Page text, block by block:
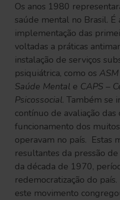
Os anos 1980
saúde mental no Brasil. É
implementação das
voltadas a práticas
instalação de serviços
psiquiátrica, como os
Saúde Mental e CAPS –
Psicossocial. Também se
contínuo de avaliação das
funcionamento dos
operavam no país. Estas
resultantes da pressão
da década de 1970,
redemocratização do
este movimento